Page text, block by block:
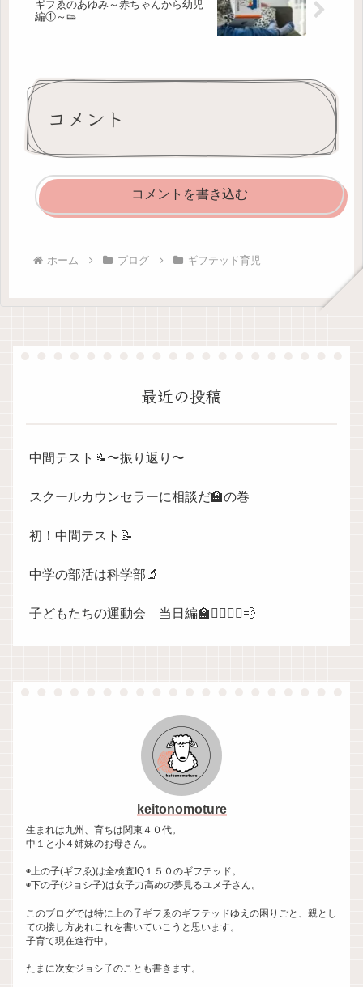
ギフゑのあゆみ～赤ちゃんから幼児
編①～👟
コメント
コメントを書き込む
ホーム ブログ ギフテッド育児
最近の投稿
中間テスト📝〜振り返り〜
スクールカウンセラーに相談だ🏫の巻
初！中間テスト📝
中学の部活は科学部🔬
子どもたちの運動会 当日編🏫🏃‍♀️🏃‍♀️💨
keitonomoture
生まれは九州、育ちは関東４０代。
中１と小４姉妹のお母さん。
◉上の子(ギフゑ)は全検査IQ１５０のギフテッド。
◉下の子(ジョシ子)は女子力高めの夢見るユメ子さん。
このブログでは特に上の子ギフゑのギフテッドゆえの困りごと、親とし
ての接し方あれこれを書いていこうと思います。
子育て現在進行中。
たまに次女ジョシ子のことも書きます。